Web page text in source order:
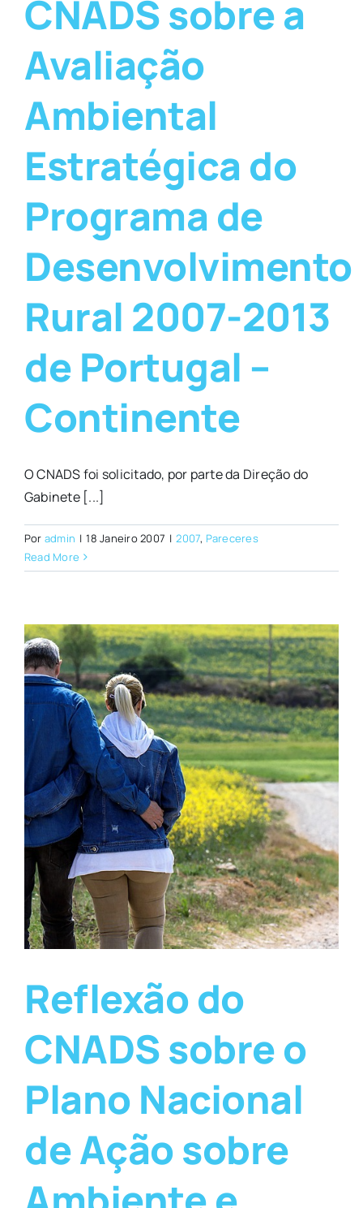
CNADS sobre a
Avaliação
Ambiental
Estratégica do
Programa de
Desenvolvimento
Rural 2007-2013
de Portugal –
Continente
O CNADS foi solicitado, por parte da Direção do
Gabinete [...]
Por admin | 18 Janeiro 2007 | 2007, Pareceres
Read More
Reflexão do
CNADS sobre o
Plano Nacional
de Ação sobre